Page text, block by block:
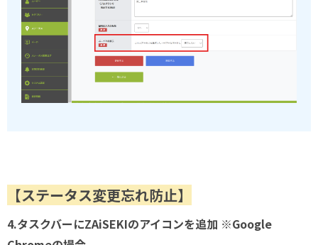
【ステータス変更忘れ防止】
4.タスクバーにZAiSEKIのアイコンを追加 ※Google